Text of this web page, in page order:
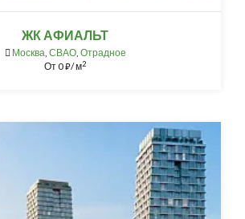
ЖК АФИАЛЬТ
Москва, СВАО, Отрадное
От0⃏/ м2